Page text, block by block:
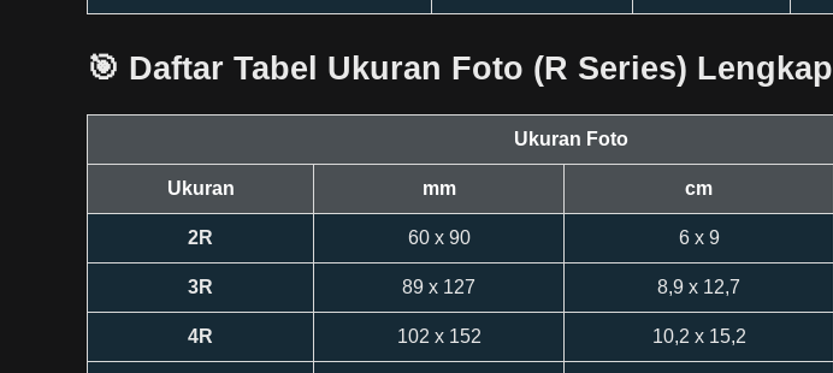
🎯 Daftar Tabel Ukuran Foto (R Series) Lengkap
Ukuran Foto
Ukuran mm cm
2R 60 x 90 6 x 9
3R 89 x 127 8,9 x 12,7
4R 102 x 152 10,2 x 15,2